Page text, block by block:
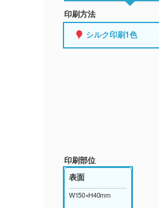
印刷方法
シルク印刷1色
印刷部位
表面
W150×H40mm